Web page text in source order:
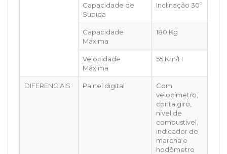
Capacidade de
Subida
Inclinação 30º
Capacidade
Máxima
180 Kg
Velocidade
Máxima
55 Km/H
DIFERENCIAIS Painel digital
Com
velocímetro,
conta giro,
nível de
combustível,
indicador de
marcha e
hodômetro